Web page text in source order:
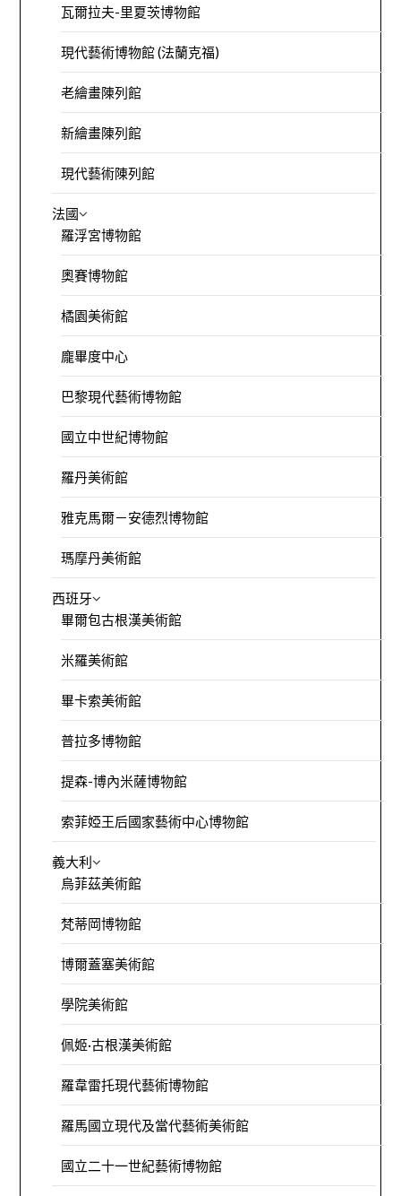
瓦爾拉夫-里夏茨博物館
現代藝術博物館 (法蘭克福)
老繪畫陳列館
新繪畫陳列館
現代藝術陳列館
法國
羅浮宮博物館
奧賽博物館
橘園美術館
龐畢度中心
巴黎現代藝術博物館
國立中世紀博物館
羅丹美術館
雅克馬爾－安德烈博物館
瑪摩丹美術館
西班牙
畢爾包古根漢美術館
米羅美術館
畢卡索美術館
普拉多博物館
提森-博內米薩博物館
索菲婭王后國家藝術中心博物館
義大利
烏菲茲美術館
梵蒂岡博物館
博爾蓋塞美術館
學院美術館
佩姬·古根漢美術館
羅韋雷托現代藝術博物館
羅馬國立現代及當代藝術美術館
國立二十一世紀藝術博物館